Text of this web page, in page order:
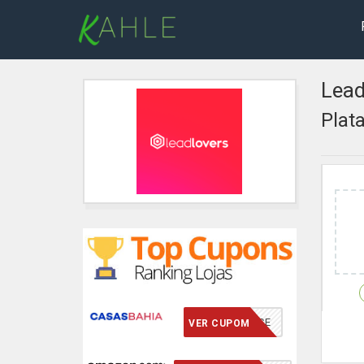
VCMERECE
VER CUPOM